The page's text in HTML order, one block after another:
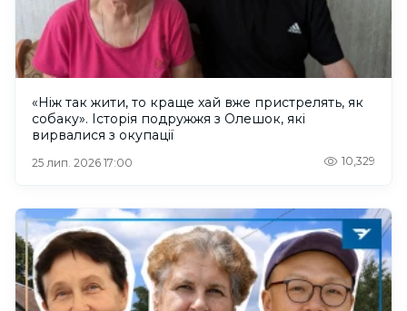
«Ніж так жити, то краще хай вже пристрелять, як
собаку». Історія подружжя з Олешок, які
вирвалися з окупації
25 лип. 2026 17:00 10,329